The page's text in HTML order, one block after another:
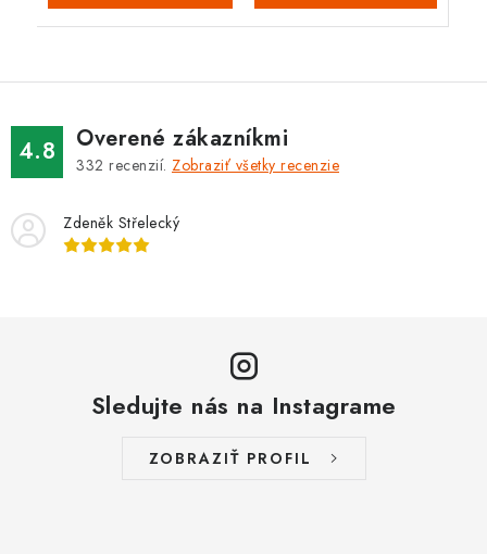
4.8 Overené zákazníkmi
332 recenzií. Zobraziť všetky recenzie
Zdeněk Střelecký
Sledujte nás na Instagrame
ZOBRAZIŤ PROFIL